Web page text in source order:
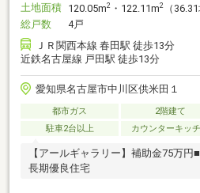
土地面積 120.05m2 ・122.11m2
（
総戸数
4戸
ＪＲ関西本線 春田駅 徒歩13分
近鉄名古屋線 戸田駅 徒歩13分
愛知県名古屋市中川区供米田１
都市ガス 2階建て
駐車2台以上
カウンターキッ
【アールギャラリー】補助金75万
長期優良住宅